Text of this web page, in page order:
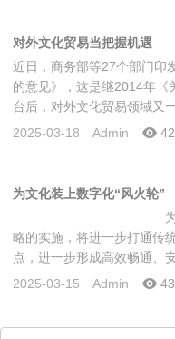
对外文化贸易当把握机遇
近日，商务部等27个部门印
的意见》，这是继2014年《
台后，对外文化贸易领域又
2025-03-18
Admin
为文化装上数字化“风火轮”
为文化装上数字
略的实施，将进一步打通传
点，进一步形成高效畅通、
2025-03-15
Admin